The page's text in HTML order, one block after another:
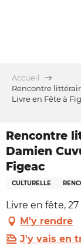
Accueil
Rencontre
Livre en Fête à
Rencontre
Damien
Figeac
CULTURELLE
Livre en fête,
M'y rendre
J'y vais en